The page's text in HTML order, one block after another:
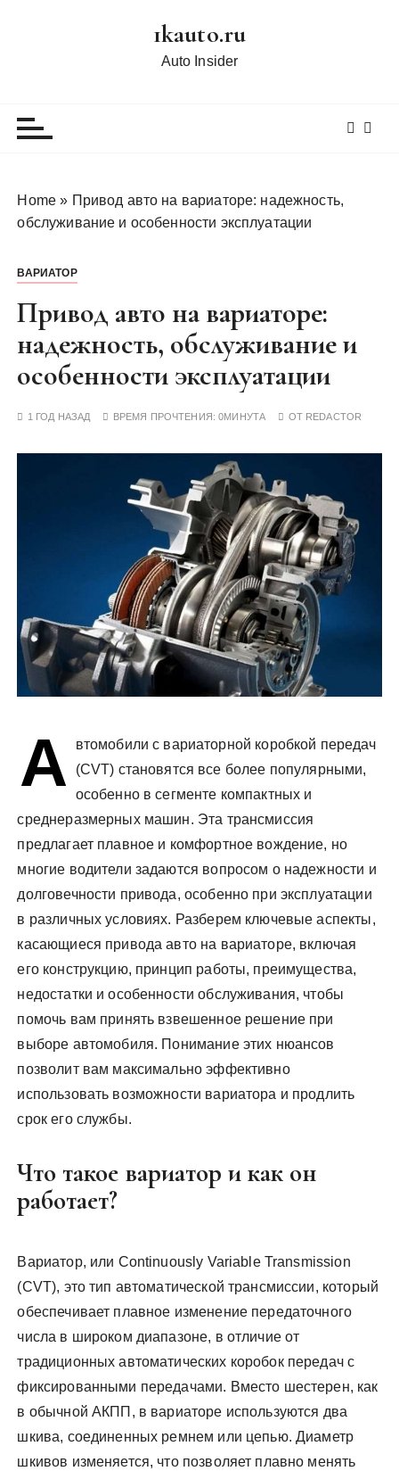
1kauto.ru
Auto Insider
Home » Привод авто на вариаторе: надежность,
обслуживание и особенности эксплуатации
ВАРИАТОР
Привод авто на вариаторе:
надежность, обслуживание и
особенности эксплуатации
1 ГОД НАЗАД ВРЕМЯ ПРОЧТЕНИЯ:0МИНУТА ОТ REDACTOR
А
втомобили с вариаторной коробкой передач
(CVT) становятся все более популярными,
особенно в сегменте компактных и
среднеразмерных машин. Эта трансмиссия
предлагает плавное и комфортное вождение, но
многие водители задаются вопросом о надежности и
долговечности привода, особенно при эксплуатации
в различных условиях. Разберем ключевые аспекты,
касающиеся привода авто на вариаторе, включая
его конструкцию, принцип работы, преимущества,
недостатки и особенности обслуживания, чтобы
помочь вам принять взвешенное решение при
выборе автомобиля. Понимание этих нюансов
позволит вам максимально эффективно
использовать возможности вариатора и продлить
срок его службы.
Что такое вариатор и как он
работает?
Вариатор, или Continuously Variable Transmission
(CVT), это тип автоматической трансмиссии, который
обеспечивает плавное изменение передаточного
числа в широком диапазоне, в отличие от
традиционных автоматических коробок передач с
фиксированными передачами. Вместо шестерен, как
в обычной АКПП, в вариаторе используются два
шкива, соединенных ремнем или цепью. Диаметр
шкивов изменяется, что позволяет плавно менять